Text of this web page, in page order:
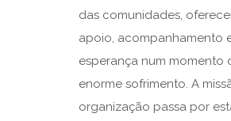
das comunidades,
apoio, acompanhamento
esperança num momento
enorme sofrimento. A
organização passa por